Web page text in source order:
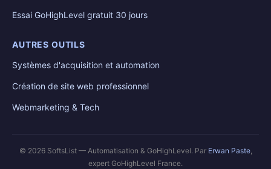
Essai GoHighLevel gratuit 30 jours
AUTRES OUTILS
Systèmes d'acquisition et automation
Création de site web professionnel
Webmarketing & Tech
© 2026 SoftsList — Automatisation & GoHighLevel. Par Erwan Paste,
expert GoHighLevel France.